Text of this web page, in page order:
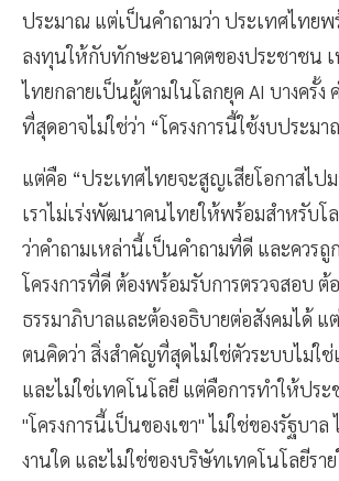
ประมาณ แต่เป็นคำถามว่า ประเทศไทยพ
ลงทุนให้กับทักษะอนาคตของประชาชน
ไทยกลายเป็นผู้ตามในโลกยุค AI บางครั้ง
ที่สุดอาจไม่ใช่ว่า “โครงการนี้ใช้งบประมา
แต่คือ “ประเทศไทยจะสูญเสียโอกาสไปม
เราไม่เร่งพัฒนาคนไทยให้พร้อมสำหรับโ
ว่าคำถามเหล่านี้เป็นคำถามที่ดี และควรถู
โครงการที่ดี ต้องพร้อมรับการตรวจสอบ ต้
ธรรมาภิบาลและต้องอธิบายต่อสังคมได้
ตนคิดว่า สิ่งสำคัญที่สุดไม่ใช่ตัวระบบไม่ใ
และไม่ใช่เทคโนโลยี แต่คือการทำให้ประ
"โครงการนี้เป็นของเขา" ไม่ใช่ของรัฐบาล
งานใด และไม่ใช่ของบริษัทเทคโนโลยีรา